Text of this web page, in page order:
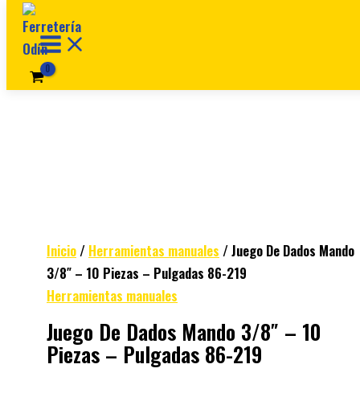
Ir al contenido
Inicio/ Herramientas manuales / Juego De Dados Mando
3/8″ – 10 Piezas – Pulgadas 86-219
Herramientas manuales
Juego De Dados Mando 3/8″ – 10
Piezas – Pulgadas 86-219